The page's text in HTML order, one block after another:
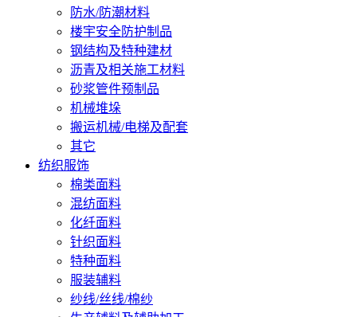
防水/防潮材料
楼宇安全防护制品
钢结构及特种建材
沥青及相关施工材料
砂浆管件预制品
机械堆垛
搬运机械/电梯及配套
其它
纺织服饰
棉类面料
混纺面料
化纤面料
针织面料
特种面料
服装辅料
纱线/丝线/棉纱